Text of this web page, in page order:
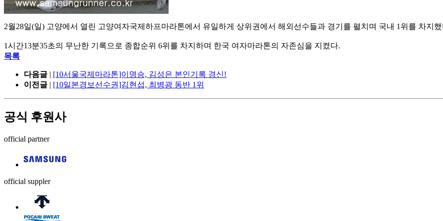
2월28일(일) 고양에서 열린 고양여자국제하프마라톤에서 유일하게 상위권에서 해외선수들과 경기를 펼치며 국내 1위를 차지
1시간13분35초의 무난한 기록으로 종합순위 6위를 차지하며 한국 여자마라톤의 자존심을 지켰다.
목록
다음글
[10서울국제마라톤]이명승, 김성은 본인기록 경신!
이전글
[10일본경보선수권]김현섭, 최병광 동반 1위
공식 후원사
official partner
official suppler